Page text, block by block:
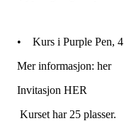
• Kurs i Purple Pen,
Mer informasjon: her
Invitasjon HER
Kurset har 25 plasser.